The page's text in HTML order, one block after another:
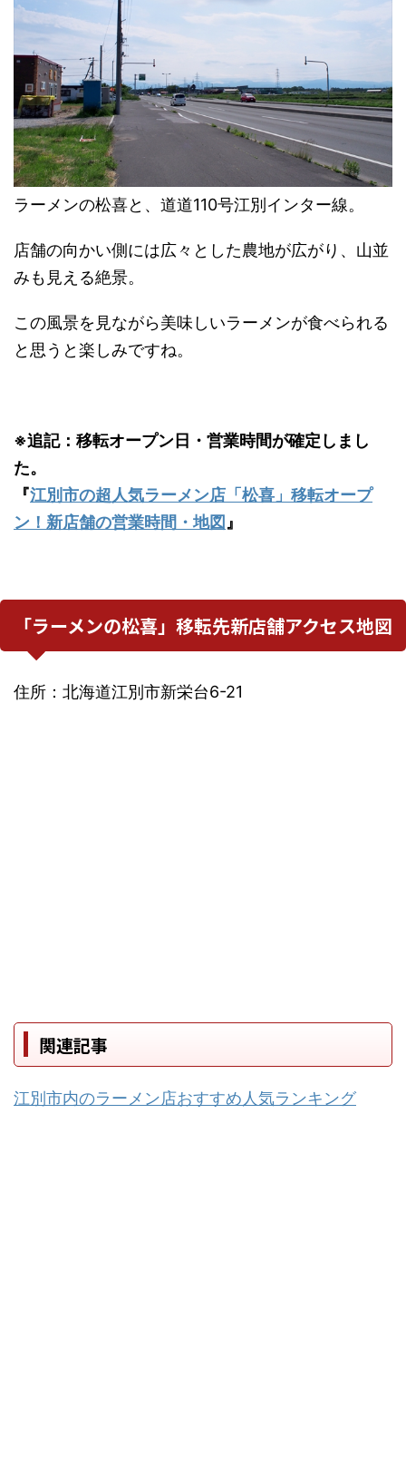
ラーメンの松喜と、道道110号江別インター線。
店舗の向かい側には広々とした農地が広がり、山並
みも見える絶景。
この風景を見ながら美味しいラーメンが食べられる
と思うと楽しみですね。
※追記：移転オープン日・営業時間が確定しまし
た。
『江別市の超人気ラーメン店「松喜」移転オープ
ン！新店舗の営業時間・地図 』
「ラーメンの松喜」移転先新店舗アクセス地図
住所：北海道江別市新栄台6-21
関連記事
江別市内のラーメン店おすすめ人気ランキング